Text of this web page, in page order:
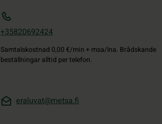
+35820692424
Samtalskostnad 0,00 €/min + msa/lna. Brådskande
beställningar alltid per telefon.
eraluvat@metsa.fi